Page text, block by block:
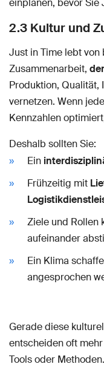
einplanen, bevor Sie
2.3 Kultur und
Just in Time lebt
Zusammenarbeit,
Produktion, Qualität,
vernetzen. Wenn
Kennzahlen
Deshalb sollten Sie:
Ein
Frühzeitig mit
Ziele und Rollen
aufeinander
Ein Klima
angesprochen
Gerade diese
entscheiden oft
Tools oder Methoden.